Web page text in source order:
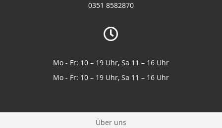
0351 8582870
Mo - Fr: 10 – 19 Uhr, Sa 11 – 16 Uhr
Mo - Fr: 10 – 19 Uhr, Sa 11 – 16 Uhr
Über uns